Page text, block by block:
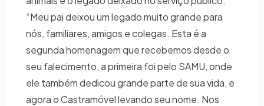
“Meu pai deixou um legado muito grande para
nós, familiares, amigos e colegas. Esta é a
segunda homenagem que recebemos desde o
seu falecimento, a primeira foi pelo SAMU, onde
ele também dedicou grande parte de sua vida, e
agora o Castramóvel levando seu nome. Nos